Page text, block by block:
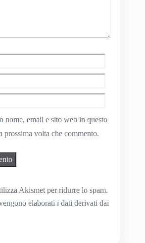
web
nome, email e sito web in questo
prossima volta che commento.
Akismet per ridurre lo spam.
elaborati i dati derivati dai